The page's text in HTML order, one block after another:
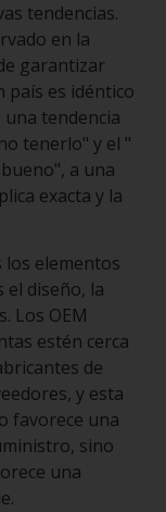
tendencias.
en la
garantizar
país es idéntico
tendencia
tenerlo" y el "
a una
exacta y la
los elementos
el diseño, la
Los OEM
estén cerca
de
y esta
favorece una
sino
una